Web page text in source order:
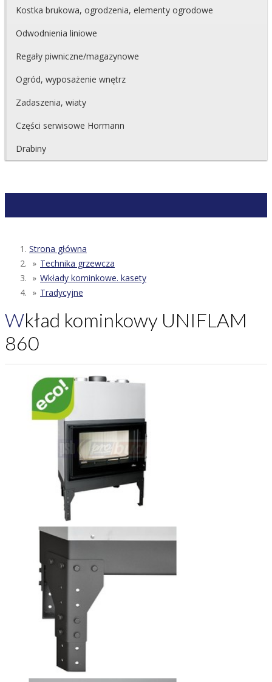
Kostka brukowa, ogrodzenia, elementy ogrodowe
Odwodnienia liniowe
Regały piwniczne/magazynowe
Ogród, wyposażenie wnętrz
Zadaszenia, wiaty
Części serwisowe Hormann
Drabiny
Strona główna
Technika grzewcza
Wkłady kominkowe. kasety
Tradycyjne
Wkład kominkowy UNIFLAM
860